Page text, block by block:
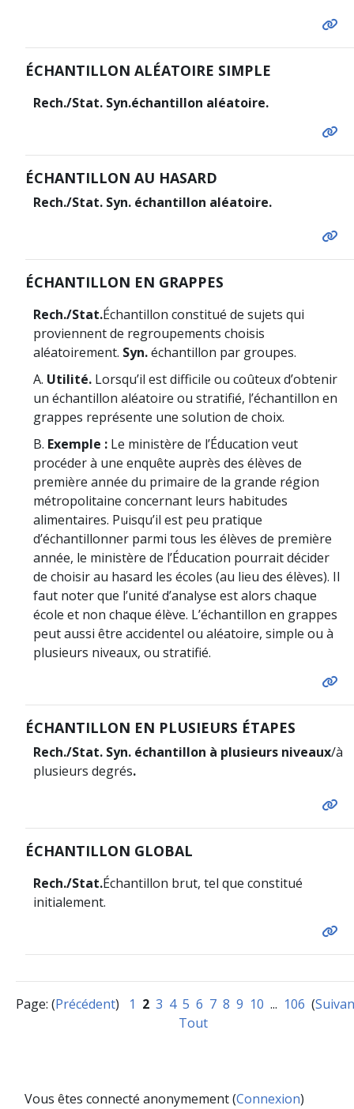
ÉCHANTILLON ALÉATOIRE SIMPLE
Rech./Stat. Syn.échantillon aléatoire.
ÉCHANTILLON AU HASARD
Rech./Stat. Syn. échantillon aléatoire.
ÉCHANTILLON EN GRAPPES
Rech./Stat.Échantillon constitué de sujets qui
proviennent de regroupements choisis
aléatoirement. Syn.échantillon par groupes.
A. Utilité. Lorsqu’il est difficile ou coûteux d’obtenir
un échantillon aléatoire ou stratifié, l’échantillon en
grappes représente une solution de choix.
B. Exemple : Le ministère de l’Éducation veut
procéder à une enquête auprès des élèves de
première année du primaire de la grande région
métropolitaine concernant leurs habitudes
alimentaires. Puisqu’il est peu pratique
d’échantillonner parmi tous les élèves de première
année, le ministère de l’Éducation pourrait décider
de choisir au hasard les écoles (au lieu des élèves). Il
faut noter que l’unité d’analyse est alors chaque
école et non chaque élève. L’échantillon en grappes
peut aussi être accidentel ou aléatoire, simple ou à
plusieurs niveaux, ou stratifié.
ÉCHANTILLON EN PLUSIEURS ÉTAPES
Rech./Stat. Syn. échantillon à plusieurs niveaux/à
plusieurs degrés.
ÉCHANTILLON GLOBAL
Rech./Stat.Échantillon brut, tel que constitué
initialement.
Page: (Précédent) 1 2 3 4 5 6 7 8 9 10 ... 106 (
Tout
Vous êtes connecté anonymement (Connexion)